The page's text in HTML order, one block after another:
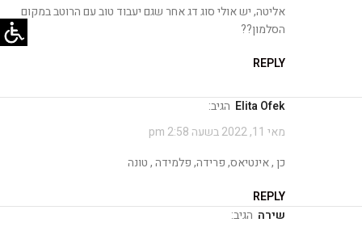
אליטה, יש אולי סוג דג אחר שגם יעבוד טוב עם הרוטב במקום
הסלמון??
REPLY
Elita Ofek
הגיב:
מאי 11, 2022 בשעה 2:58 pm
כן , אינטיאס, פרידה, פלמידה , טונה
REPLY
שירה הגיב: